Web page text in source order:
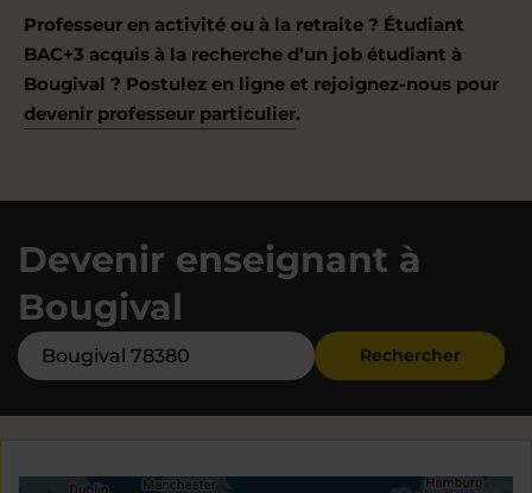
Professeur en activité ou à la retraite ? Étudiant
BAC+3 acquis à la recherche d’un job étudiant à
Bougival ? Postulez en ligne et rejoignez-nous pour
devenir professeur particulier.
Devenir enseignant à
Bougival
Rechercher